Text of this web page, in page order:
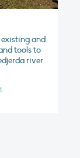
and
tools to
river